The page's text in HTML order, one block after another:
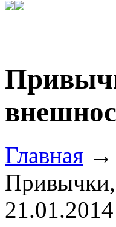
Главная →